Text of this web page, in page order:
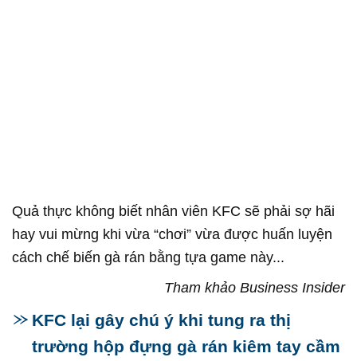
Quả thực không biết nhân viên KFC sẽ phải sợ hãi
hay vui mừng khi vừa “chơi” vừa được huấn luyện
cách chế biến gà rán bằng tựa game này...
Tham khảo Business Insider
KFC lại gây chú ý khi tung ra thị
trường hộp đựng gà rán kiêm tay cầm